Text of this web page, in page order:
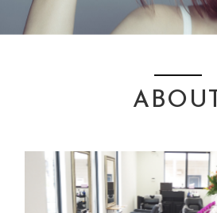
ABOUT